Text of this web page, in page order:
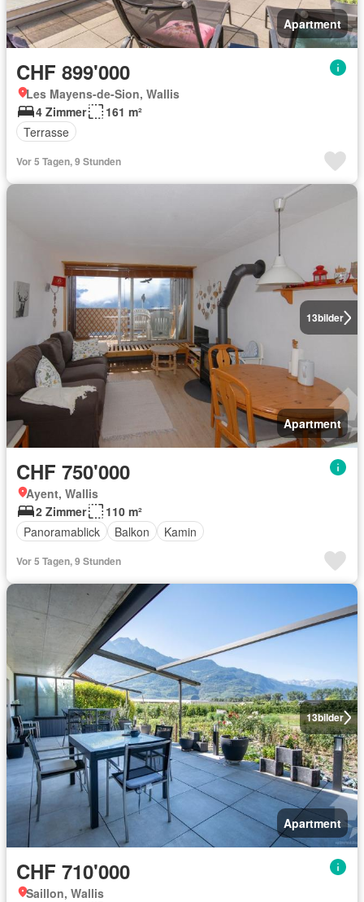
Apartment
CHF 899'000
Les Mayens-de-Sion, Wallis
4 Zimmer
161 m²
Terrasse
Vor 5 Tagen, 9 Stunden
13bilder
Apartment
CHF 750'000
Ayent, Wallis
2 Zimmer
110 m²
Panoramablick
Balkon Kamin
Vor 5 Tagen, 9 Stunden
13bilder
Apartment
CHF 710'000
Saillon, Wallis